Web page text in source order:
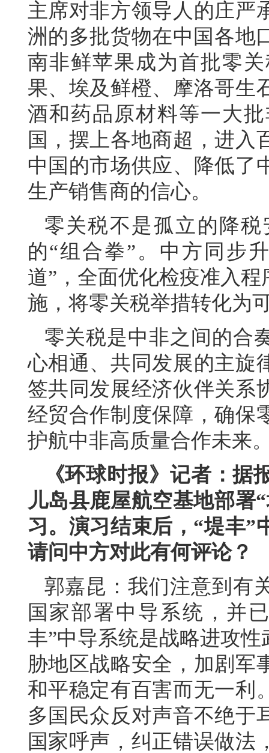
主席对非方领导人的庄严
洲的多批货物在中国各地
南非鲜苹果成为首批零
果、埃及鲜橙、摩洛哥生
酒和药品原材料等一大
国，摆上各地商超，进入
中国的市场供应、降低了
生产销售商的信心。
零关税不是孤立的降
的“组合拳”。中方同步
道”，全面优化检疫准入
施，将零关税举措转化为
零关税是中非之间的合
心相通、共同发展的主旋
签共同发展经济伙伴关系
经贸合作制度保障，确保
护航中非高质量合作未来
《环球时报》记者：据
儿岛县鹿屋航空基地部署
习。演习结束后，“堤丰”
请问中方对此有何评论？
郭嘉昆：我们注意到有
国家部署中导系统，并
丰”中导系统是战略进攻
胁地区战略安全，加剧军
和平稳定有百害而无一利
多国民众反对声音不绝于
国家呼声，纠正错误做法